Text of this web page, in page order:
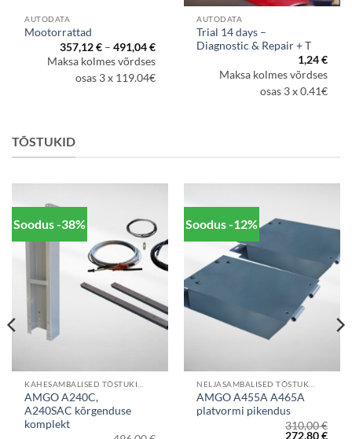
AUTODATA
Mootorrattad
357,12€ – 491,04€Hinnavahemik:
kuni
491,04 €
Maksa kolmes võrdses
osas 3 x 119.04€
AUTODATA
Trial 14 days –
Diagnostic & Repair + T
1,24€
Maksa kolmes võrdses
osas 3 x 0.41€
TÕSTUKID
Soodus -38%
KAHESAMBALISED TÕSTUKID
AMGO A240C,
A240SAC kõrgenduse
komplekt
Soodus -12%
NELJASAMBALISED TÕSTUKID
AMGO A455A A465A
platvormi pikendus
310,00€
Algne
272,80€